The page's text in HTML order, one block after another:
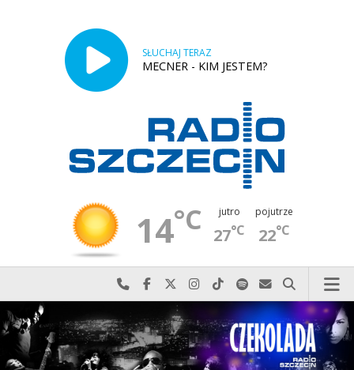
SŁUCHAJ TERAZ
MECNER - KIM JESTEM?
14°C jutro
27°C
pojutrze
22°C
Najlepiej po prostu do nas zadzwoń
Odwiedź nas na Facebook-u
Odwiedź nas na X
Odwiedź nas na Instagram-ie
Odwiedź nas na TikTok-u
Szukaj nas na Spotify
Wyślij do nas
Szukaj